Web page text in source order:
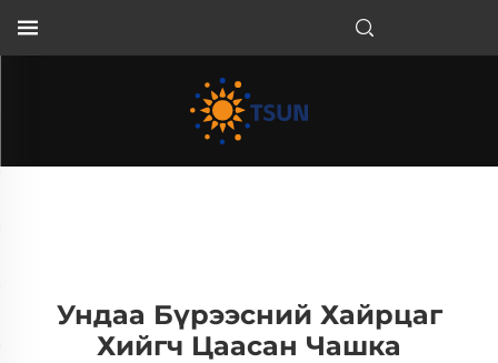
Ундаа Бүрээсний Хайрцаг
Хийгч Цаасан Чашка